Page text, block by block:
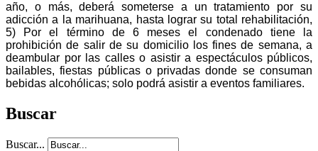
año, o más, deberá someterse a un tratamiento por su
adicción a la marihuana, hasta lograr su total rehabilitación,
5) Por el término de 6 meses el condenado tiene la
prohibición de salir de su domicilio los fines de semana, a
deambular por las calles o asistir a espectáculos públicos,
bailables, fiestas públicas o privadas donde se consuman
bebidas alcohólicas; solo podrá asistir a eventos familiares.
Buscar
Buscar...